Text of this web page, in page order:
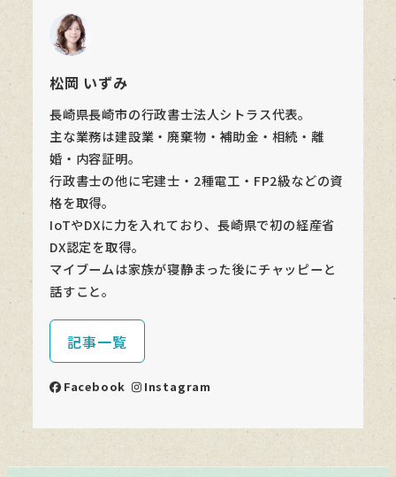
松岡 いずみ
長崎県長崎市の行政書士法人シトラス代表。
主な業務は建設業・廃棄物・補助金・相続・離
婚・内容証明。
行政書士の他に宅建士・2種電工・FP2級などの資
格を取得。
IoTやDXに力を入れており、長崎県で初の経産省
DX認定を取得。
マイブームは家族が寝静まった後にチャッピーと
話すこと。
記事一覧
Facebook Instagram